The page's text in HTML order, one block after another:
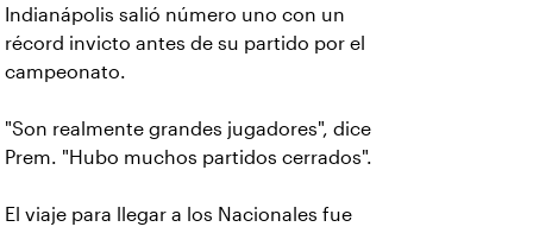
Indianápolis salió número uno con un
récord invicto antes de su partido por el
campeonato.
"Son realmente grandes jugadores", dice
Prem. "Hubo muchos partidos cerrados".
El viaje para llegar a los Nacionales fue